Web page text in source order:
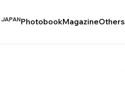
JAPANPhotobookMagazineOthers